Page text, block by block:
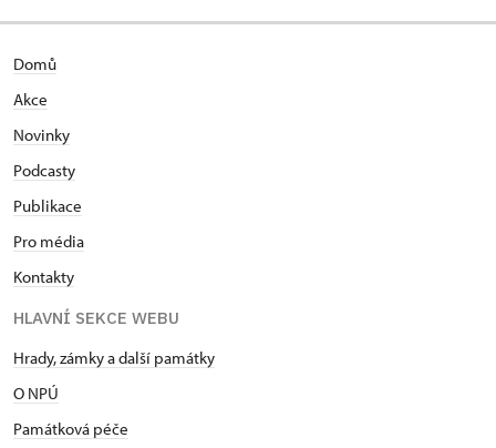
Domů
Akce
Novinky
Podcasty
Publikace
Pro média
Kontakty
HLAVNÍ SEKCE WEBU
Hrady, zámky a další památky
O NPÚ
Památková péče